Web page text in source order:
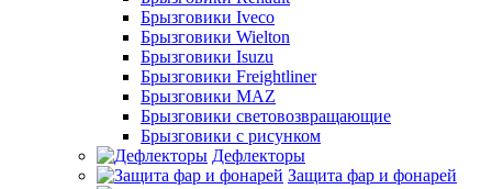
Брызговики Iveco
Брызговики Wielton
Брызговики Isuzu
Брызговики Freightliner
Брызговики MAZ
Брызговики световозвращающие
Брызговики с рисунком
Дефлекторы
Защита фар и фонарей